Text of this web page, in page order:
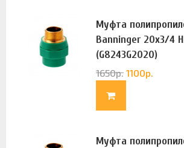
Муфта
Banninger 20х3/4
(G8243G2020)
1650р. 1100р.
Муфта